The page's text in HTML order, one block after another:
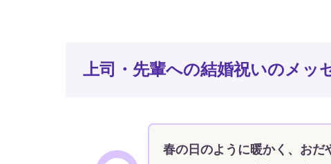
上司・先輩への結婚祝いのメッ
春の日のように暖かく、おだ